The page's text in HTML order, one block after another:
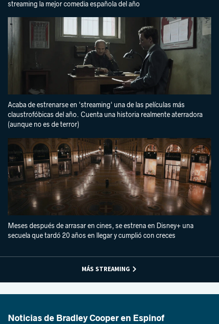
streaming la mejor comedia española del año
Acaba de estrenarse en 'streaming' una de las películas más
claustrofóbicas del año. Cuenta una historia realmente aterradora
(aunque no es de terror)
Meses después de arrasar en cines, se estrena en Disney+ una
secuela que tardó 20 años en llegar y cumplió con creces
MÁS STREAMING
Noticias de Bradley Cooper en Espinof